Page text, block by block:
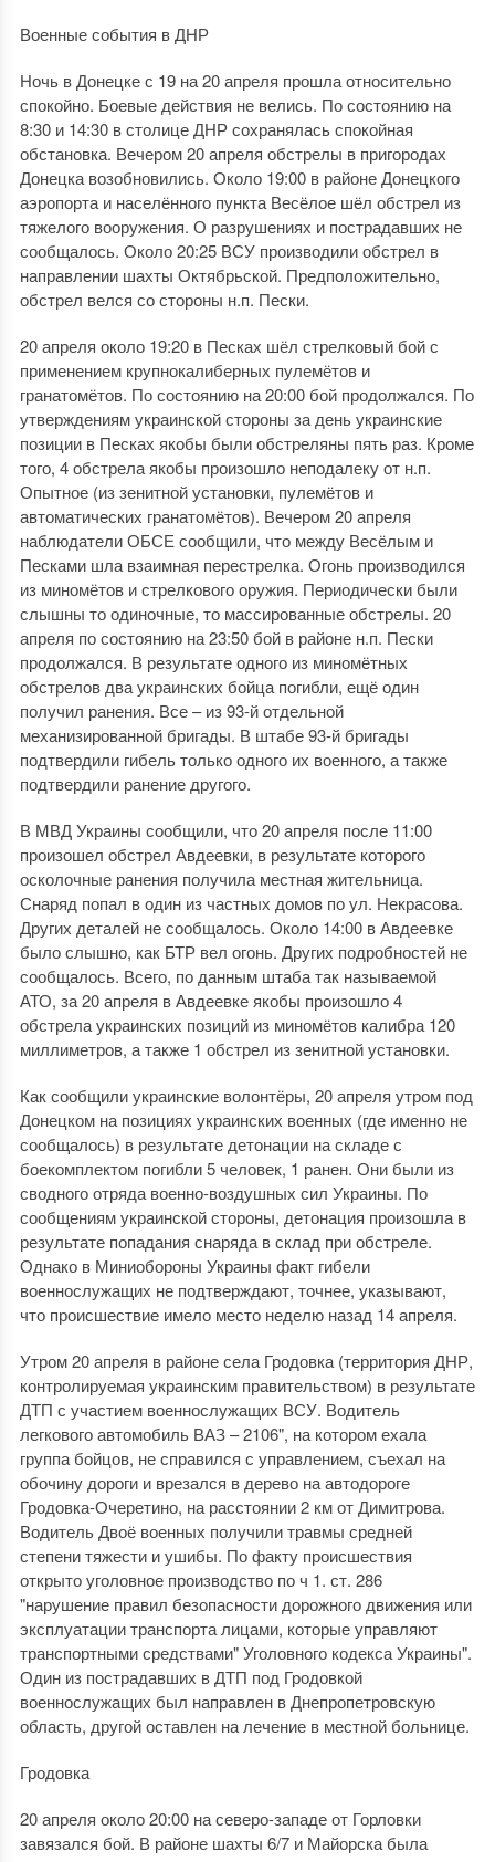
Военные события в ДНР
Ночь в Донецке с 19 на 20 апреля прошла относительно
спокойно. Боевые действия не велись. По состоянию на
8:30 и 14:30 в столице ДНР сохранялась спокойная
обстановка. Вечером 20 апреля обстрелы в пригородах
Донецка возобновились. Около 19:00 в районе Донецкого
аэропорта и населённого пункта Весёлое шёл обстрел из
тяжелого вооружения. О разрушениях и пострадавших не
сообщалось. Около 20:25 ВСУ производили обстрел в
направлении шахты Октябрьской. Предположительно,
обстрел велся со стороны н.п. Пески.
20 апреля около 19:20 в Песках шёл стрелковый бой с
применением крупнокалиберных пулемётов и
гранатомётов. По состоянию на 20:00 бой продолжался. По
утверждениям украинской стороны за день украинские
позиции в Песках якобы были обстреляны пять раз. Кроме
того, 4 обстрела якобы произошло неподалеку от н.п.
Опытное (из зенитной установки, пулемётов и
автоматических гранатомётов). Вечером 20 апреля
наблюдатели ОБСЕ сообщили, что между Весёлым и
Песками шла взаимная перестрелка. Огонь производился
из миномётов и стрелкового оружия. Периодически были
слышны то одиночные, то массированные обстрелы. 20
апреля по состоянию на 23:50 бой в районе н.п. Пески
продолжался. В результате одного из миномётных
обстрелов два украинских бойца погибли, ещё один
получил ранения. Все – из 93-й отдельной
механизированной бригады. В штабе 93-й бригады
подтвердили гибель только одного их военного, а также
подтвердили ранение другого.
В МВД Украины сообщили, что 20 апреля после 11:00
произошел обстрел Авдеевки, в результате которого
осколочные ранения получила местная жительница.
Снаряд попал в один из частных домов по ул. Некрасова.
Других деталей не сообщалось. Около 14:00 в Авдеевке
было слышно, как БТР вел огонь. Других подробностей не
сообщалось. Всего, по данным штаба так называемой
АТО, за 20 апреля в Авдеевке якобы произошло 4
обстрела украинских позиций из миномётов калибра 120
миллиметров, а также 1 обстрел из зенитной установки.
Как сообщили украинские волонтёры, 20 апреля утром под
Донецком на позициях украинских военных (где именно не
сообщалось) в результате детонации на складе с
боекомплектом погибли 5 человек, 1 ранен. Они были из
сводного отряда военно-воздушных сил Украины. По
сообщениям украинской стороны, детонация произошла в
результате попадания снаряда в склад при обстреле.
Однако в Миниобороны Украины факт гибели
военнослужащих не подтверждают, точнее, указывают,
что происшествие имело место неделю назад 14 апреля.
Утром 20 апреля в районе села Гродовка (территория ДНР,
контролируемая украинским правительством) в результате
ДТП с участием военнослужащих ВСУ. Водитель
легкового автомобиль ВАЗ – 2106", на котором ехала
группа бойцов, не справился с управлением, съехал на
обочину дороги и врезался в дерево на автодороге
Гродовка-Очеретино, на расстоянии 2 км от Димитрова.
Водитель Двоё военных получили травмы средней
степени тяжести и ушибы. По факту происшествия
открыто уголовное производство по ч 1. ст. 286
"нарушение правил безопасности дорожного движения или
эксплуатации транспорта лицами, которые управляют
транспортными средствами" Уголовного кодекса Украины".
Один из пострадавших в ДТП под Гродовкой
военнослужащих был направлен в Днепропетровскую
область, другой оставлен на лечение в местной больнице.
Гродовка
20 апреля около 20:00 на северо-западе от Горловки
завязался бой. В районе шахты 6/7 и Майорска была